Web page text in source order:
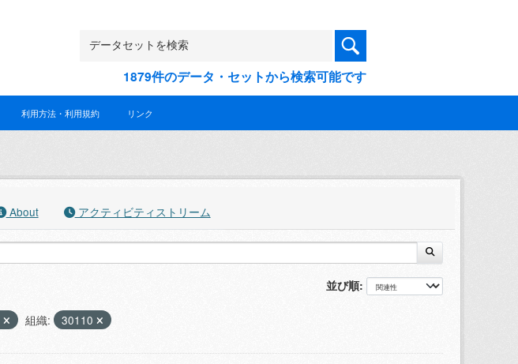
1879件のデータ・セットから検索可能です
利用方法・利用規約 リンク
About アクティビティストリーム
並び順
組織: 30110